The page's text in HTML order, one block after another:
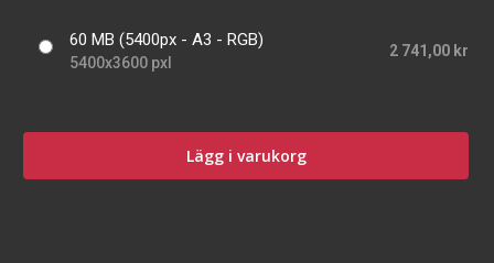
60 MB (5400px - A3 - RGB)
5400x3600 pxl
2 741,00 kr
Lägg i varukorg